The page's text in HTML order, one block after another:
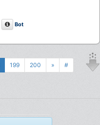
Описание
Bot
199 200 » #